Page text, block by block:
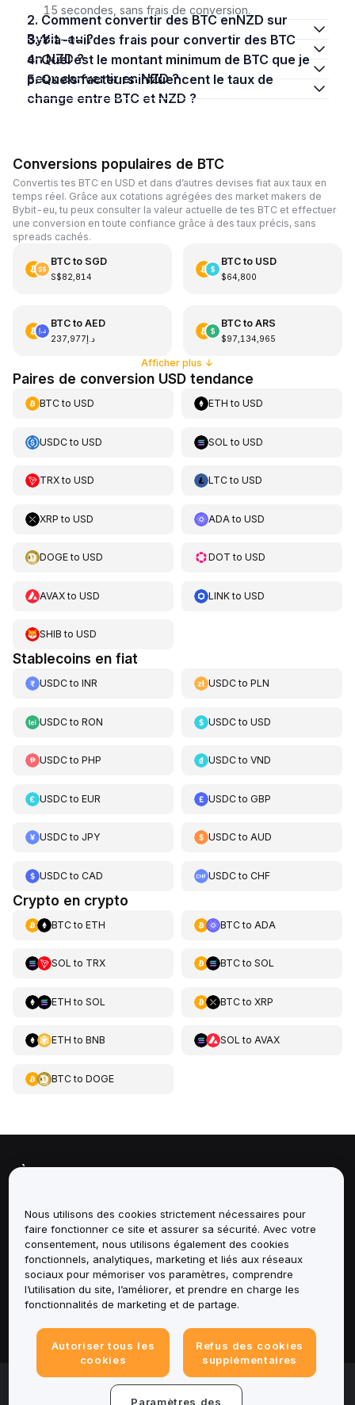
15 secondes, sans frais de conversion.
2. Comment convertir des BTC enNZD sur
Bybit-eu ?
3. Y a-t-il des frais pour convertir des BTC
en NZD ?
4. Quel est le montant minimum de BTC que je
peux convertir en NZD ?
5. Quels facteurs influencent le taux de
change entre BTC et NZD ?
Conversions populaires de BTC
Convertis tes BTC en USD et dans d’autres devises fiat aux taux en
temps réel. Grâce aux cotations agrégées des market makers de
Bybit-eu, tu peux consulter la valeur actuelle de tes BTC et effectuer
une conversion en toute confiance grâce à des taux précis, sans
spreads cachés.
BTCto SGD
S$82,814
BTCto USD
$64,800
BTCto AED
د.إ237,977
BTCto ARS
$97,134,965
Afficher plus ↓
Paires de conversion USD tendance
BTCto USD ETH toUSD
USDCto USD SOL toUSD
TRXto USD LTCtoUSD
XRP to USD ADA toUSD
DOGEto USD DOT toUSD
AVAXto USD LINKtoUSD
SHIB to USD
Stablecoins en fiat
USDCto INR USDCtoPLN
USDCto RON USDCtoUSD
USDCto PHP USDCtoVND
USDCto EUR USDCtoGBP
USDCto JPY USDCtoAUD
USDCto CAD USDCtoCHF
Crypto en crypto
BTCto ETH BTCto ADA
SOL to TRX BTCto SOL
ETH to SOL BTCto XRP
ETH to BNB SOL to AVAX
BTCto DOGE
À propos de
Services
Assistance
Produits
Mentions légales
© 2025-2026 Bybit.eu. Tous droits réservés.
Nous utilisons des cookies strictement nécessaires pour
faire fonctionner ce site et assurer sa sécurité. Avec votre
consentement, nous utilisons également des cookies
fonctionnels, analytiques, marketing et liés aux réseaux
sociaux pour mémoriser vos paramètres, comprendre
l’utilisation du site, l’améliorer, et prendre en charge les
fonctionnalités de marketing et de partage.
Autoriser tous les
cookies
Refus des cookies
supplémentaires
Paramètres des